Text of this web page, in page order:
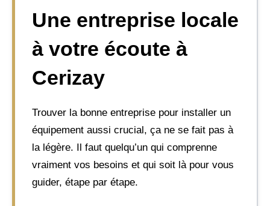
Une entreprise locale
à votre écoute à
Cerizay
Trouver la bonne entreprise pour installer un
équipement aussi crucial, ça ne se fait pas à
la légère. Il faut quelqu’un qui comprenne
vraiment vos besoins et qui soit là pour vous
guider, étape par étape.